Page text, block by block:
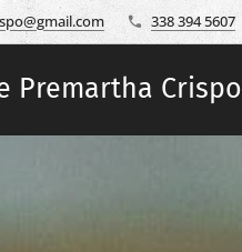
338 394 5607
Premartha Crispo